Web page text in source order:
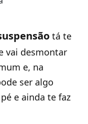
tá te
vai desmontar
e, na
ser algo
e ainda te faz